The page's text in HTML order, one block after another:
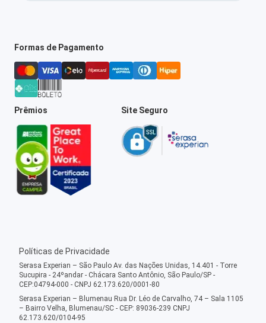
Formas de Pagamento
Prêmios Site Seguro
Políticas de Privacidade
Serasa Experian – São Paulo Av. das Nações Unidas, 14.401 - Torre
Sucupira - 24ºandar - Chácara Santo Antônio, São Paulo/SP -
CEP:04794-000 - CNPJ 62.173.620/0001-80
Serasa Experian – Blumenau Rua Dr. Léo de Carvalho, 74 – Sala 1105
– Bairro Velha, Blumenau/SC - CEP: 89036-239 CNPJ
62.173.620/0104-95